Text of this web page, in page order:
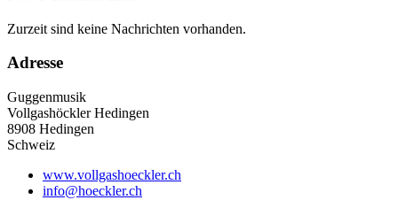
Zurzeit sind keine Nachrichten vorhanden.
Adresse
Guggenmusik
Vollgashöckler Hedingen
8908 Hedingen
Schweiz
www.vollgashoeckler.ch
info@hoeckler.ch